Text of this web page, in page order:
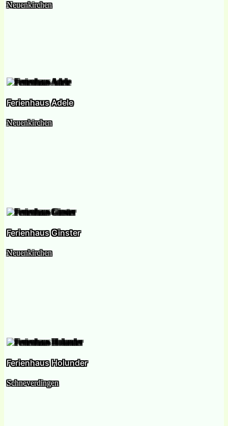
Neuenkirchen
Ferienhaus Adele
Neuenkirchen
Ferienhaus Ginster
Neuenkirchen
Ferienhaus Holunder
Schneverdingen